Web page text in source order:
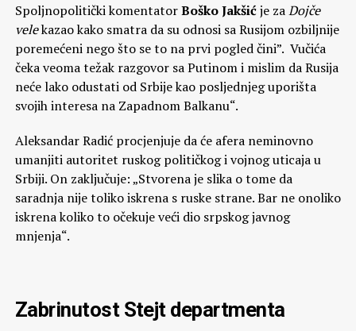
Spoljnopolitički komentatorBoško Jakšićje zaDojče
velekazao kako smatra da su odnosi sa Rusijom ozbiljnije
poremećeni nego što se to na prvi pogled čini”. Vučića
čeka veoma težak razgovor sa Putinom i mislim da Rusija
neće lako odustati od Srbije kao posljednjeg uporišta
svojih interesa na Zapadnom Balkanu“.
Aleksandar Radić procjenjuje da će afera neminovno
umanjiti autoritet ruskog političkog i vojnog uticaja u
Srbiji. On zaključuje: „Stvorena je slika o tome da
saradnja nije toliko iskrena s ruske strane. Bar ne onoliko
iskrena koliko to očekuje veći dio srpskog javnog
mnjenja“.
Zabrinutost Stejt departmenta